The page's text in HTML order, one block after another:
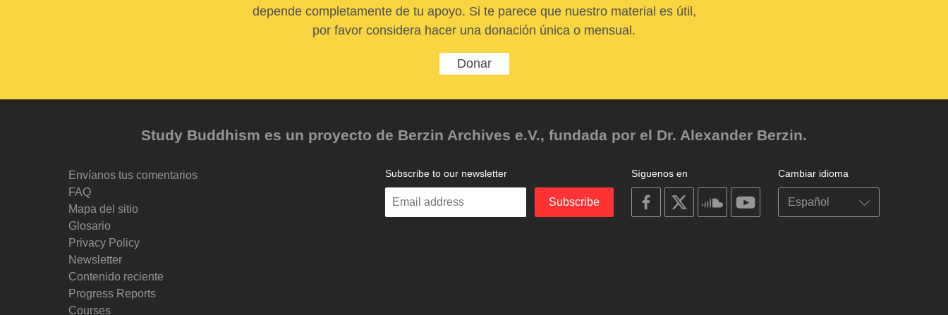
depende completamente de tu apoyo. Si te parece que nuestro material es útil,
por favor considera hacer una donación única o mensual.
Donar
Study Buddhism es un proyecto de Berzin Archives e.V., fundada por el Dr. Alexander Berzin.
Envíanos tus comentarios
FAQ
Mapa del sitio
Glosario
Privacy Policy
Newsletter
Contenido reciente
Progress Reports
Courses
Cambiar idioma
Síguenos en
on
facebook
on
on
soundcloudyoutube
Subscribe to our newsletter
Enter
Subscribe